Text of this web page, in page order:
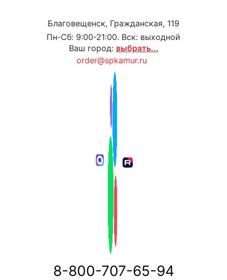
Благовещенск, Гражданская, 119
Пн-Сб: 9:00-21:00. Вск: выходной
Ваш город: выбрать...
order@spkamur.ru
8-800-707-65-94